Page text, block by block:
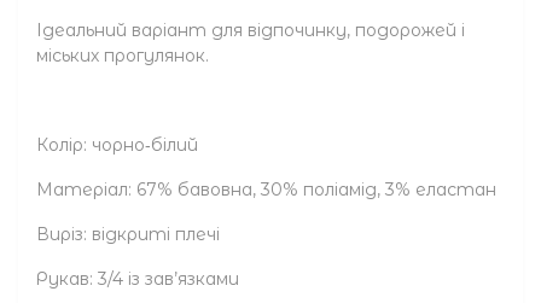
Ідеальний варіант для відпочинку, подорожей і
міських прогулянок.
Колір: чорно‑білий
Матеріал: 67% бавовна, 30% поліамід, 3% еластан
Виріз: відкриті плечі
Рукав: 3/4 із зав’язками